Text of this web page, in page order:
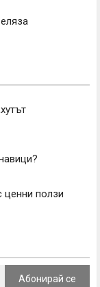
ценни ползи
Абонирай се